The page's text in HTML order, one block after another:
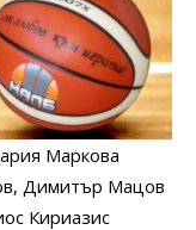
Маркова
, Димитър Мацов
Кириазис